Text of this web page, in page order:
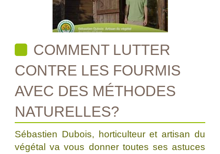
COMMENT LUTTER
CONTRE LES FOURMIS
AVEC DES MÉTHODES
NATURELLES?
Sébastien Dubois, horticulteur et artisan du
végétal va vous donner toutes ses astuces